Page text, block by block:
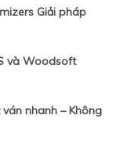
Giải pháp
và Woodsoft
nhanh – Không